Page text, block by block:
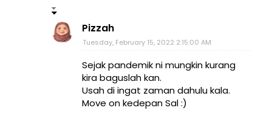
Pizzah
Tuesday, February 15, 2022 2:15:00 AM
Sejak pandemik ni mungkin kurang
kira baguslah kan.
Usah di ingat zaman dahulu kala.
Move on kedepan Sal :)